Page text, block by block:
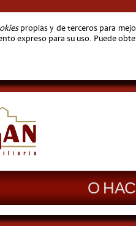
propias y de terceros para
expreso para su uso. Puede
О НАС